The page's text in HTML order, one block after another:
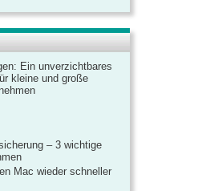
Ein unverzichtbares
kleine und große
– 3 wichtige
Mac wieder schneller